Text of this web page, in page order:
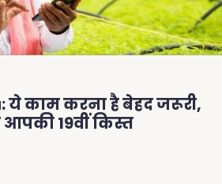
ये काम करना है बेहद जरूरी,
19वीं किस्त